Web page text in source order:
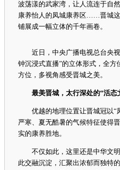
波荡漾的武家湾，让人流连于自
康养怡人的凤城康养区……晋城
铺展成一幅立体的千年画卷。
近日，中央广播电视总台央
钟沉浸式直播”的立体形式，全
方位，多视角感受晋城之美。
最美晋城，太行深处的“活态
优越的地理位置让晋城冠以“
严寒、夏无酷暑的气候特征使得
实的康养胜地。
不仅如此，这里还是中华文
此交融沉淀，汇聚出浓郁而独特